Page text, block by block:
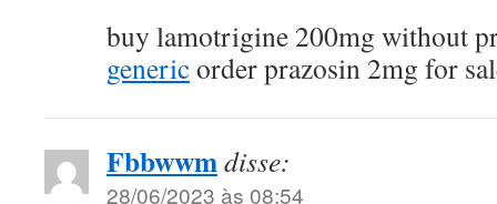
buy lamotrigine 200mg without
genericorder prazosin 2mg for
Fbbwwmdisse:
28/06/2023 às 08:54